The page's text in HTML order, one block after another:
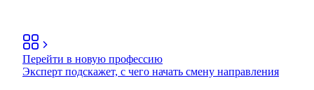
Перейти в новую профессию
Эксперт подскажет, с чего начать смену направления